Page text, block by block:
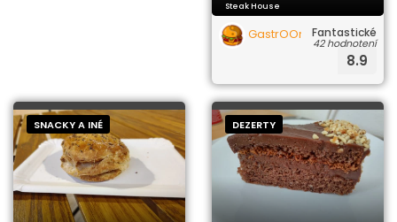
Steak House
GastrOOrgazmus
Fantastické
42 hodnotení
8.9
SNACKY A INÉ DEZERTY